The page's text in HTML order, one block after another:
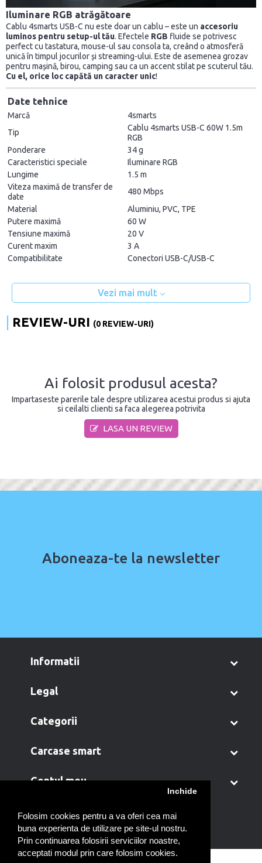
Folosim cookies pentru a va oferi cea mai
buna experienta de utilizare pe site-ul nostru.
Prin continuarea folosirii serviciilor noastre,
acceptati modul prin care folosim cookies.
Inchide
Iluminare RGB atrăgătoare
Cablu 4smarts USB-C nu este doar un cablu – este un accesoriu
luminos pentru setup-ul tău. Efectele RGB fluide se potrivesc
perfect cu tastatura, mouse-ul sau consola ta, creând o atmosferă
unică în timpul jocurilor și streaming-ului. Este de asemenea grozav
pentru mașină, birou, camping sau ca un accent stilat pe scuterul tău.
Cu el, orice loc capătă un caracter unic!
Date tehnice
Marcă
4smarts
Tip
Cablu 4smarts USB-C 60W 1.5m
RGB
Ponderare
34 g
Caracteristici speciale
Iluminare RGB
Lungime
1.5 m
Viteza maximă de transfer de
date
480 Mbps
Material
Aluminiu, PVC, TPE
Putere maximă
60 W
Tensiune maximă
20 V
Curent maxim
3 A
Compatibilitate
Conectori USB-C/USB-C
Vezi mai mult
REVIEW-URI (0 REVIEW-URI)
Ai folosit produsul acesta?
Impartaseste parerile tale despre utilizarea acestui produs si ajuta
si ceilalti clienti sa faca alegerea potrivita
LASA UN REVIEW
Aboneaza-te la newsletter
informatii
legal
categorii
carcase smart
contul meu